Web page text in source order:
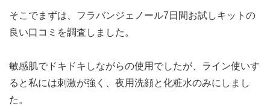
そこでまずは、フラバンジェノール7日間お試しキットの
良い口コミを調査しました。
敏感肌でドキドキしながらの使用でしたが、ライン使いす
ると私には刺激が強く、夜用洗顔と化粧水のみにしまし
た。